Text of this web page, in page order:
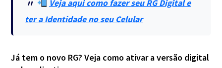
Veja aqui como fazer seu RG Digital e
ter a Identidade no seu Celular
Já tem o novo RG? Veja como ativar a versão digital